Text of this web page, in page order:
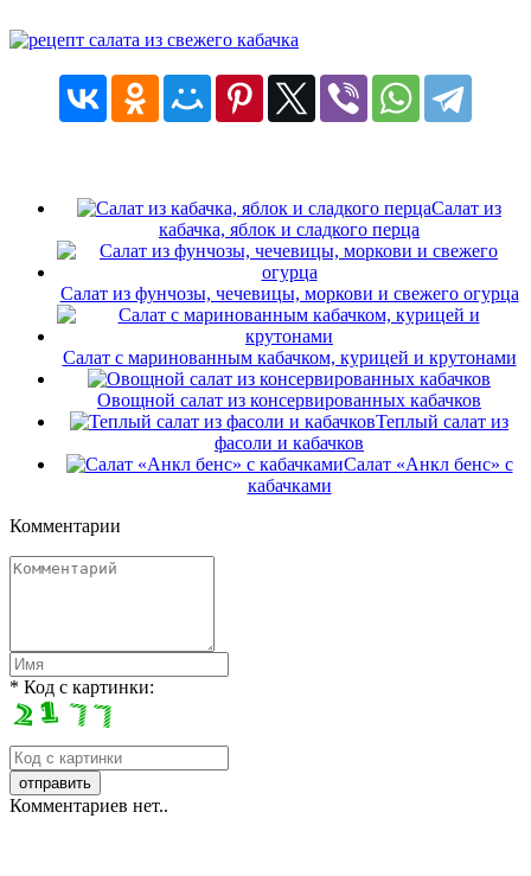
Салат из
кабачка, яблок и сладкого перца
Салат из фунчозы, чечевицы, моркови и свежего огурца
Салат с маринованным кабачком, курицей и крутонами
Овощной салат из консервированных кабачков
Теплый салат из
фасоли и кабачков
Салат «Анкл бенс» с
кабачками
Комментарии
* Код с картинки:
Комментариев нет..